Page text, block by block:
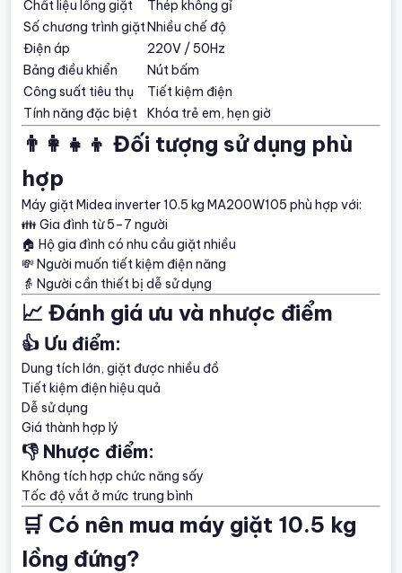
Chất liệu lồng giặt
Thép không gỉ
Số chương trình giặtNhiều chế độ
Điện áp
220V / 50Hz
Bảng điều khiển
Nút bấm
Công suất tiêu thụ
Tiết kiệm điện
Tính năng đặc biệt
Khóa trẻ em, hẹn giờ
👨‍👩‍👧‍👦 Đối tượng sử dụng phù
hợp
Máy giặt Midea inverter 10.5 kg MA200W105 phù hợp với:
👪 Gia đình từ 5–7 người
🏠 Hộ gia đình có nhu cầu giặt nhiều
💸 Người muốn tiết kiệm điện năng
👵 Người cần thiết bị dễ sử dụng
📈 Đánh giá ưu và nhược điểm
👍 Ưu điểm:
Dung tích lớn, giặt được nhiều đồ
Tiết kiệm điện hiệu quả
Dễ sử dụng
Giá thành hợp lý
👎 Nhược điểm:
Không tích hợp chức năng sấy
Tốc độ vắt ở mức trung bình
🛒 Có nên mua máy giặt 10.5 kg
lồng đứng?